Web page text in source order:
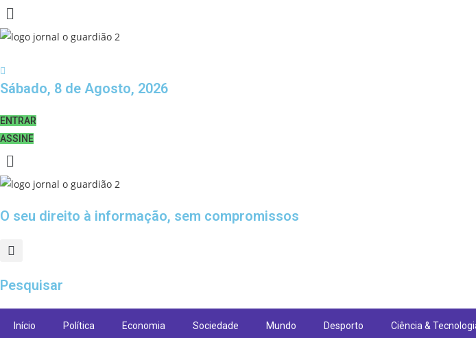
Sábado, 8 de Agosto, 2026
ENTRAR
ASSINE
O seu direito à informação, sem compromissos
Pesquisar
Início Política Economia Sociedade Mundo Desporto Ciência &